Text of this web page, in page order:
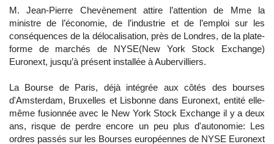
M. Jean-Pierre Chevènement attire l’attention de Mme la
ministre de l’économie, de l’industrie et de l’emploi sur les
conséquences de la délocalisation, près de Londres, de la plate-
forme de marchés de NYSE(New York Stock Exchange)
Euronext, jusqu’à présent installée à Aubervilliers.
La Bourse de Paris, déjà intégrée aux côtés des bourses
d'Amsterdam, Bruxelles et Lisbonne dans Euronext, entité elle-
même fusionnée avec le New York Stock Exchange il y a deux
ans, risque de perdre encore un peu plus d'autonomie: Les
ordres passés sur les Bourses européennes de NYSE Euronext